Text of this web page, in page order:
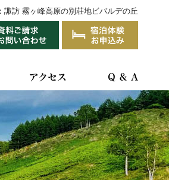
訪 霧ヶ峰高原の別荘地ビバルデの丘